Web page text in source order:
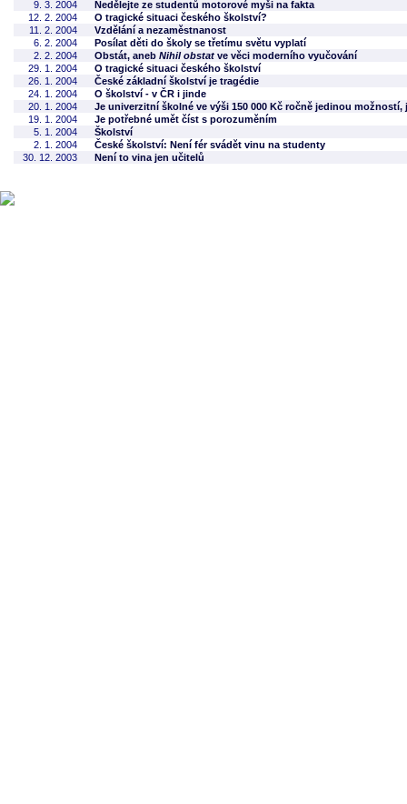
9. 3. 2004
Nedělejte ze studentů motorové myši na fakta
12. 2. 2004
O tragické situaci českého školství?
11. 2. 2004
Vzdělání a nezaměstnanost
6. 2. 2004
Posílat děti do školy se třetímu světu vyplatí
2. 2. 2004
Obstát, aneb Nihil obstat ve věci moderního vyučování
29. 1. 2004
O tragické situaci českého školství
26. 1. 2004
České základní školství je tragédie
24. 1. 2004
O školství - v ČR i jinde
20. 1. 2004
Je univerzitní školné ve výši 150 000 Kč ročně jedinou
19. 1. 2004
Je potřebné umět číst s porozuměním
5. 1. 2004
Školství
2. 1. 2004
České školství: Není fér svádět vinu na studenty
30. 12. 2003
Není to vina jen učitelů